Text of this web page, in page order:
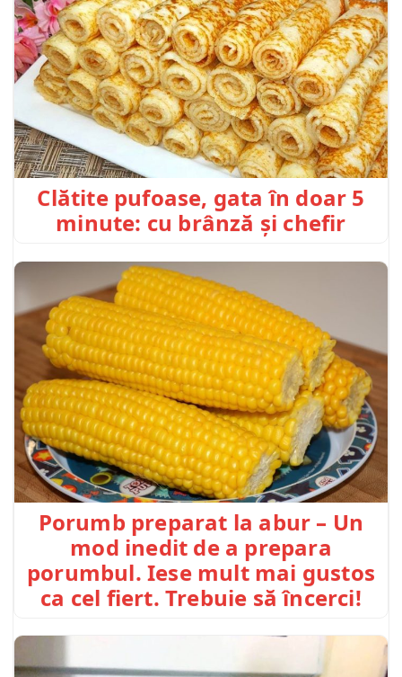
Clătite pufoase, gata în doar 5
minute: cu brânză și chefir
Porumb preparat la abur – Un
mod inedit de a prepara
porumbul. Iese mult mai gustos
ca cel fiert. Trebuie să încerci!